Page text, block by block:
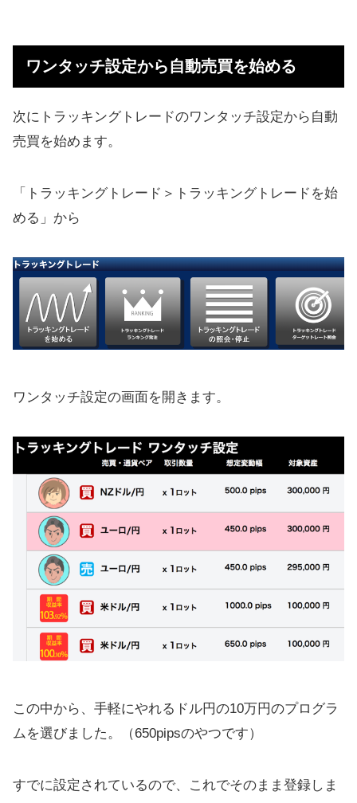
ワンタッチ設定から自動売買を始める
次にトラッキングトレードのワンタッチ設定から自動
売買を始めます。
「トラッキングトレード＞トラッキングトレードを始
める」から
ワンタッチ設定の画面を開きます。
この中から、手軽にやれるドル円の10万円のプログラ
ムを選びました。（650pipsのやつです）
すでに設定されているので、これでそのまま登録しま